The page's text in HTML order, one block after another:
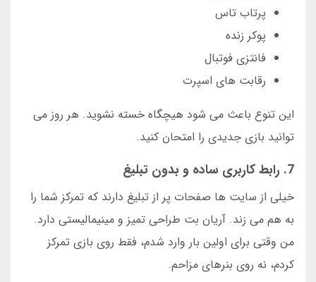
پرتاب تاس
پوکر زنده
فانتزی فوتبال
رقابت های اسپرت
این تنوع باعث می شود هیچگاه خسته نشوید. هر روز می
توانید بازی جدیدی را امتحان کنید.
7. رابط کاربری ساده و بدون تبلیغ
خیلی از سایت ها صفحات پر از تبلیغ دارند که تمرکز شما را
به هم می زند. آریان بت طراحی تمیز و مینیمالیستی دارد.
من وقتی برای اولین بار وارد شدم، فقط روی بازی تمرکز
کردم، نه روی بنرهای مزاحم.